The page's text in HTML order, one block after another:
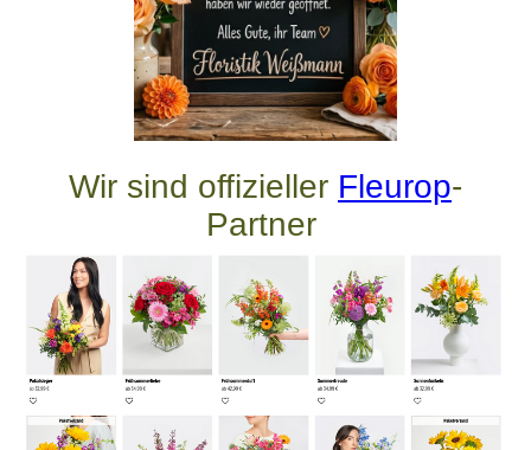
Wir sind offizieller Fleurop-
Partner